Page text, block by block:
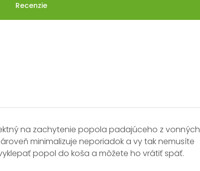
Recenzie
na zachytenie popola padajúceho z vonných
minimalizuje neporiadok a vy tak nemusíte
popol do koša a môžete ho vrátiť späť.